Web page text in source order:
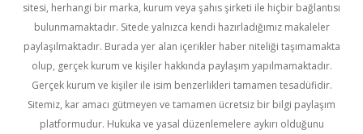
sitesi, herhangi bir marka, kurum veya şahıs şirketi ile hiçbir bağlantısı
bulunmamaktadır. Sitede yalnızca kendi hazırladığımız makaleler
paylaşılmaktadır. Burada yer alan içerikler haber niteliği taşımamakta
olup, gerçek kurum ve kişiler hakkında paylaşım yapılmamaktadır.
Gerçek kurum ve kişiler ile isim benzerlikleri tamamen tesadüfidir.
Sitemiz, kar amacı gütmeyen ve tamamen ücretsiz bir bilgi paylaşım
platformudur. Hukuka ve yasal düzenlemelere aykırı olduğunu